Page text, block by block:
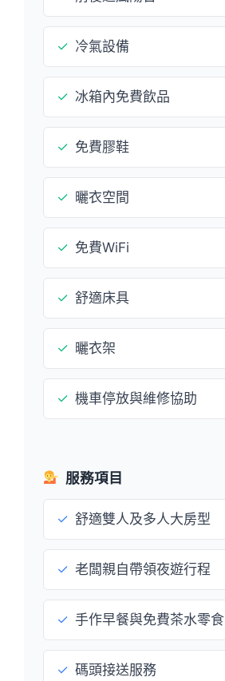
✓ 冷氣設備
✓ 冰箱內免費飲品
✓ 免費膠鞋
✓ 曬衣空間
✓ 免費WiFi
✓ 舒適床具
✓ 曬衣架
✓ 機車停放與維修協助
服務項目
✓ 舒適雙人及多人大房型
✓ 老闆親自帶領夜遊行程
✓ 手作早餐與免費茶水零食
✓ 碼頭接送服務